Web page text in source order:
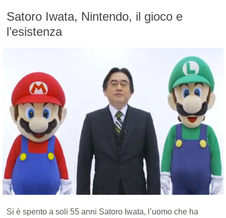
Satoro Iwata, Nintendo, il gioco e
l’esistenza
Si è spento a soli 55 anni Satoro Iwata, l’uomo che ha